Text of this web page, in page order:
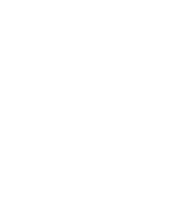
что позволяет
выбранной
надпись
носки.